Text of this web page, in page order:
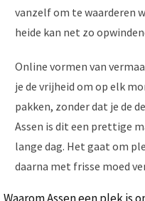
vanzelf om te waarderen
heide kan net zo
Online vormen van
je de vrijheid om op elk
pakken, zonder dat je de
Assen is dit een prettige
lange dag. Het gaat om
daarna met frisse moed
Waarom Assen een plek is